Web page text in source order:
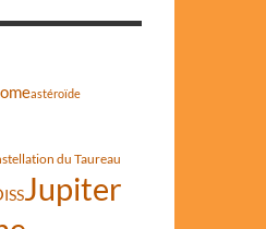
astéroïde
du Taureau
ISSJupiter